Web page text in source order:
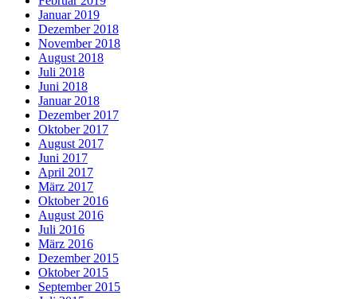
Januar 2019
Dezember 2018
November 2018
August 2018
Juli 2018
Juni 2018
Januar 2018
Dezember 2017
Oktober 2017
August 2017
Juni 2017
April 2017
März 2017
Oktober 2016
August 2016
Juli 2016
März 2016
Dezember 2015
Oktober 2015
September 2015